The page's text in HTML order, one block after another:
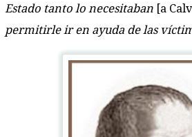
Estado tanto lo necesitaban [a
permitirle ir en ayuda de las